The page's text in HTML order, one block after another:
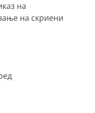
на
на скриени